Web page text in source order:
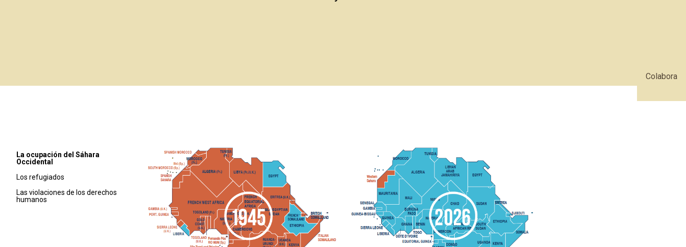
Colabora
La ocupación del Sáhara
Occidental
Los refugiados
Las violaciones de los derechos
humanos